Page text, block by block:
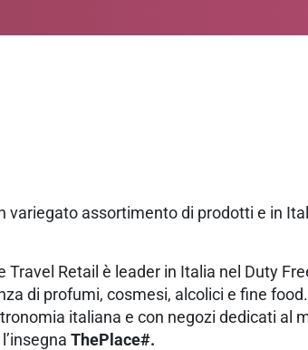
variegato assortimento di prodotti e in
Travel Retail è leader in Italia nel Duty
di profumi, cosmesi, alcolici e fine
italiana e con negozi dedicati
ThePlace#.